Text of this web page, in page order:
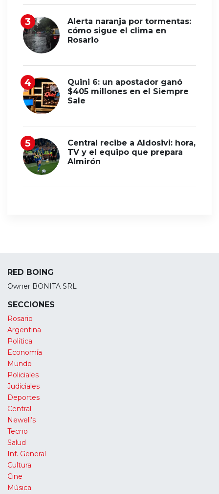
Alerta naranja por tormentas:
cómo sigue el clima en
Rosario
Quini 6: un apostador ganó
$405 millones en el Siempre
Sale
Central recibe a Aldosivi: hora,
TV y el equipo que prepara
Almirón
RED BOING
Owner BONITA SRL
SECCIONES
Rosario
Argentina
Política
Economía
Mundo
Policiales
Judiciales
Deportes
Central
Newell’s
Tecno
Salud
Inf. General
Cultura
Cine
Música